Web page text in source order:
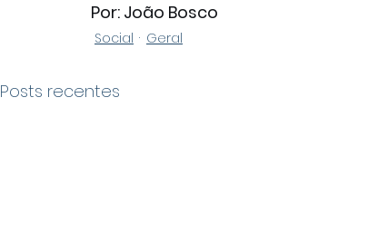
Por: João Bosco
Social Geral
Posts recentes